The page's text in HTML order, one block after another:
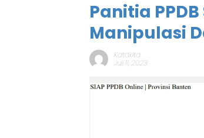
Panitia
Manipulasi
Katakita
Juli 11, 2023